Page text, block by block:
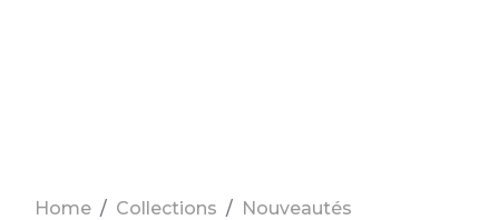
Home Collections
Nouveautés